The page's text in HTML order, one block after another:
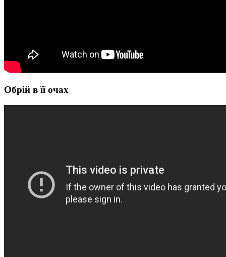
Обрій в її очах